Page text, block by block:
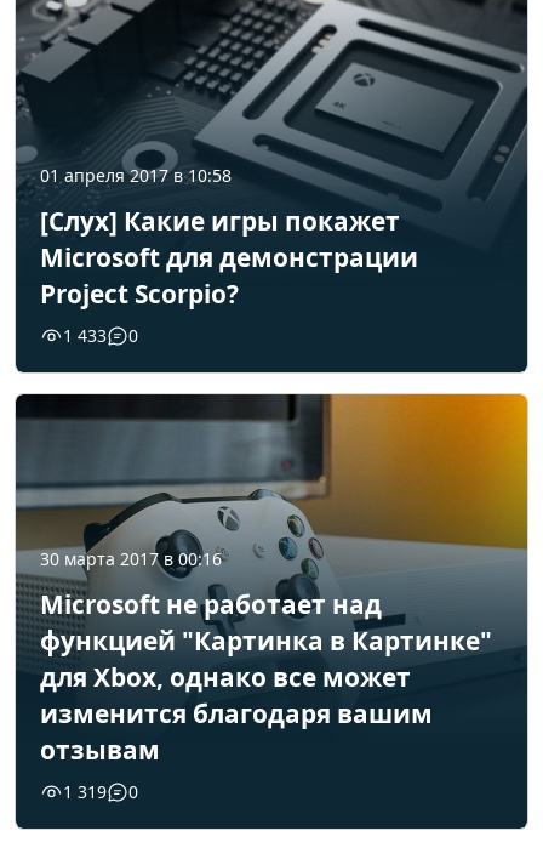
01 апреля 2017 в 10:58
[Слух] Какие игры покажет
Microsoft для демонстрации
Project Scorpio?
1 433 0
30 марта 2017 в 00:16
Microsoft не работает над
функцией "Картинка в Картинке"
для Xbox, однако все может
изменится благодаря вашим
отзывам
1 319 0